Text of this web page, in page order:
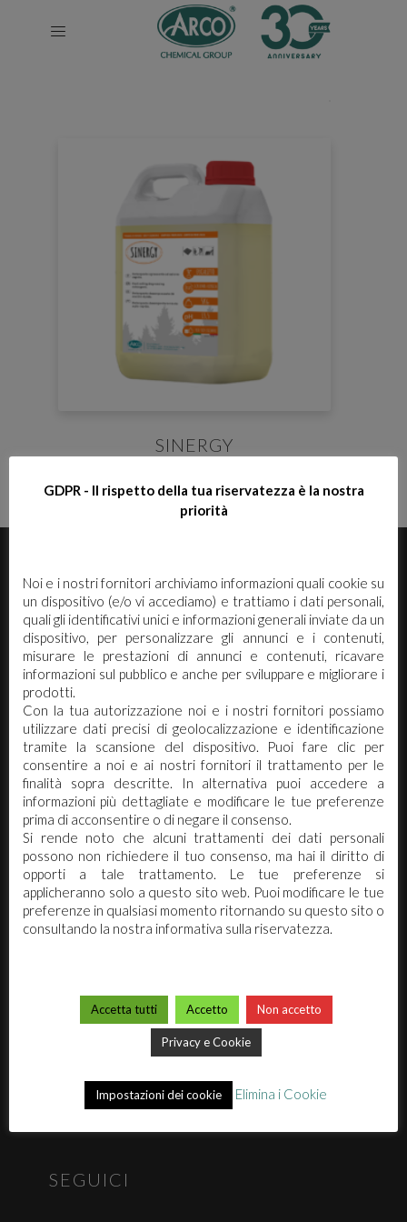
SINERGY
Arco Chimica s.r.l. Via Canalazzo 22/24 -
41036 Medolla (Mo)
Tel. 0535.58890 - 0535.731430
Fax 0535 58898
PIVA 02173740362 / REA:270942
info@arcochimica.it
ARCO CHIMICA
SEGUICI
GDPR - Il rispetto della tua riservatezza è la nostra
priorità
Noi e i nostri fornitori archiviamo informazioni quali cookie su
un dispositivo (e/o vi accediamo) e trattiamo i dati personali,
quali gli identificativi unici e informazioni generali inviate da un
dispositivo, per personalizzare gli annunci e i contenuti,
misurare le prestazioni di annunci e contenuti, ricavare
informazioni sul pubblico e anche per sviluppare e migliorare i
prodotti.
Con la tua autorizzazione noi e i nostri fornitori possiamo
utilizzare dati precisi di geolocalizzazione e identificazione
tramite la scansione del dispositivo. Puoi fare clic per
consentire a noi e ai nostri fornitori il trattamento per le
finalità sopra descritte. In alternativa puoi accedere a
informazioni più dettagliate e modificare le tue preferenze
prima di acconsentire o di negare il consenso.
Si rende noto che alcuni trattamenti dei dati personali
possono non richiedere il tuo consenso, ma hai il diritto di
opporti a tale trattamento. Le tue preferenze si
applicheranno solo a questo sito web. Puoi modificare le tue
preferenze in qualsiasi momento ritornando su questo sito o
consultando la nostra informativa sulla riservatezza.
Accetta tutti Accetto Non accetto
Privacy e Cookie
Impostazioni dei cookie Elimina i Cookie
Per scaricare le schede di sicurezza e le schede tecniche è
necessario accedere al portale. Se ancora non hai un
account puoi effettuare la registrazione del tuo profilo e
ottenere le credenziali di accesso.
ACCEDI O REGISTRATI